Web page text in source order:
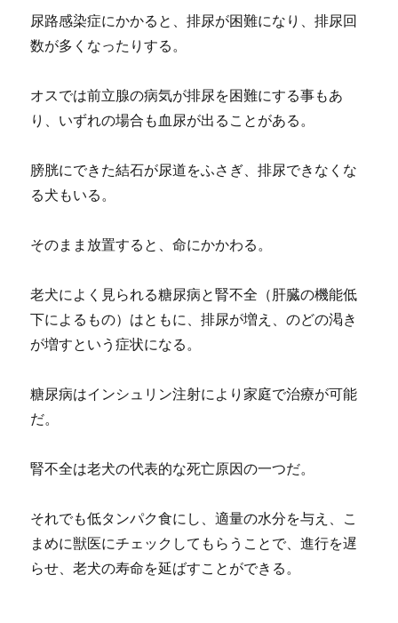
尿路感染症にかかると、排尿が困難になり、排尿回
数が多くなったりする。
オスでは前立腺の病気が排尿を困難にする事もあ
り、いずれの場合も血尿が出ることがある。
膀胱にできた結石が尿道をふさぎ、排尿できなくな
る犬もいる。
そのまま放置すると、命にかかわる。
老犬によく見られる糖尿病と腎不全（肝臓の機能低
下によるもの）はともに、排尿が増え、のどの渇き
が増すという症状になる。
糖尿病はインシュリン注射により家庭で治療が可能
だ。
腎不全は老犬の代表的な死亡原因の一つだ。
それでも低タンパク食にし、適量の水分を与え、こ
まめに獣医にチェックしてもらうことで、進行を遅
らせ、老犬の寿命を延ばすことができる。